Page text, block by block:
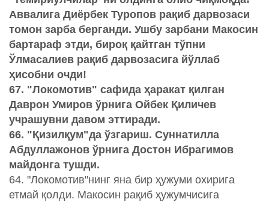
Аввалига Диёрбек Туропов рақиб дарвозаси
томон зарба берганди. Ушбу зарбани Макосин
бартараф этди, бироқ қайтган тўпни
Ўлмасалиев рақиб дарвозасига йўллаб
ҳисобни очди!
67. "Локомотив" сафида ҳаракат қилган
Даврон Умиров ўрнига Ойбек Қиличев
учрашувни давом эттиради.
66. "Қизилқум"да ўзгариш. Суннатилла
Абдуллажонов ўрнига Достон Ибрагимов
майдонга тушди.
64. "Локомотив"нинг яна бир ҳужуми охирига
етмай қолди. Макосин рақиб ҳужумчисига